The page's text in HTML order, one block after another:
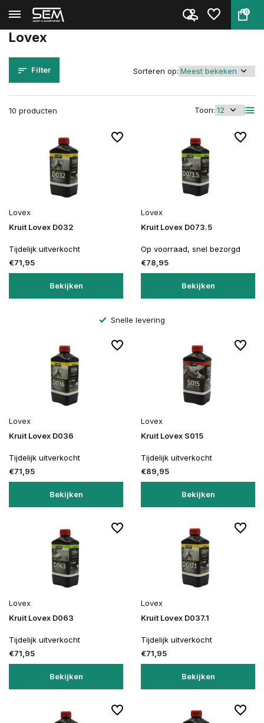
0
Terug Home
Lovex
Filter
10 producten Toon:
Sorteren op:
Lovex
Kruit Lovex D032
Tijdelijk uitverkocht
€71,95
Bekijken
Lovex
Kruit Lovex D073.5
Op voorraad, snel bezorgd
€78,95
Bekijken
Snelle levering
Lovex
Kruit Lovex D036
Tijdelijk uitverkocht
€71,95
Bekijken
Lovex
Kruit Lovex S015
Tijdelijk uitverkocht
€89,95
Bekijken
Lovex
Kruit Lovex D063
Tijdelijk uitverkocht
€71,95
Bekijken
Lovex
Kruit Lovex D037.1
Tijdelijk uitverkocht
€71,95
Bekijken